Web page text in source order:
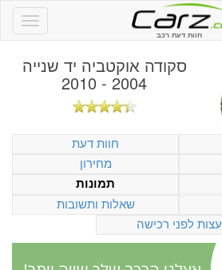
חוות דעת רכב
סקודה אוקטביה יד שנייה
2004 - 2010
חוות דעת
מחירון
תמונות
שאלות ותשובות
עצות לפני רכישה